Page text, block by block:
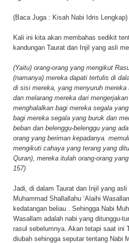
(Baca Juga : Kisah Nabi Idris Lengkap)
Kali ini kita akan membahas sedikit
kandungan Taurat dan Injil yang asli
(Yaitu) orang-orang yang mengikut
(namanya) mereka dapati tertulis di
di sisi mereka, yang menyuruh mereka
dan melarang mereka dari
menghalalkan bagi mereka segala
bagi mereka segala yang buruk dan
beban dan belenggu-belenggu yang
orang yang beriman kepadanya.
mengikuti cahaya yang terang yang
Quran), mereka itulah orang-orang
157)
Jadi, di dalam Taurat dan Injil yang
Muhammad Shallallahu ‘Alaihi
kedatangan beliau . Sehingga Nabi
Wasallam adalah nabi yang ditunggu-
rasul sebelumnya. Akan tetapi saat ini
diubah sehingga seputar tentang Nabi